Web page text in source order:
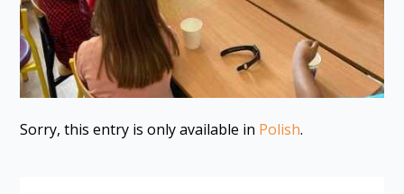
Sorry, this entry is only available in Polish.